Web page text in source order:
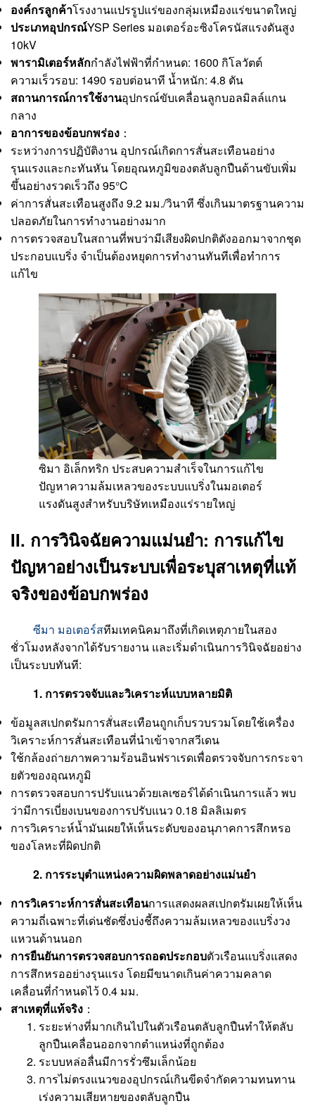
องค์กรลูกค้าโรงงานแปรรูปแร่ของกลุ่มเหมืองแร่ขนาดใหญ่
ประเภทอุปกรณ์YSP Series มอเตอร์อะซิงโครนัสแรงดันสูง
10kV
พารามิเตอร์หลักกำลังไฟฟ้าที่กำหนด: 1600 กิโลวัตต์
ความเร็วรอบ: 1490 รอบต่อนาที น้ำหนัก: 4.8 ตัน
สถานการณ์การใช้งานอุปกรณ์ขับเคลื่อนลูกบอลมิลล์แกน
กลาง
อาการของข้อบกพร่อง ：
ระหว่างการปฏิบัติงาน อุปกรณ์เกิดการสั่นสะเทือนอย่าง
รุนแรงและกะทันหัน โดยอุณหภูมิของตลับลูกปืนด้านขับเพิ่ม
ขึ้นอย่างรวดเร็วถึง 95°C
ค่าการสั่นสะเทือนสูงถึง 9.2 มม./วินาที ซึ่งเกินมาตรฐานความ
ปลอดภัยในการทำงานอย่างมาก
การตรวจสอบในสถานที่พบว่ามีเสียงผิดปกติดังออกมาจากชุด
ประกอบแบริ่ง จำเป็นต้องหยุดการทำงานทันทีเพื่อทำการ
แก้ไข
ซิมา อิเล็กทริก ประสบความสำเร็จในการแก้ไข
ปัญหาความล้มเหลวของระบบแบริ่งในมอเตอร์
แรงดันสูงสำหรับบริษัทเหมืองแร่รายใหญ่
II. การวินิจฉัยความแม่นยำ: การแก้ไข
ปัญหาอย่างเป็นระบบเพื่อระบุสาเหตุที่แท้
จริงของข้อบกพร่อง
ซีมา มอเตอร์สทีมเทคนิคมาถึงที่เกิดเหตุภายในสอง
ชั่วโมงหลังจากได้รับรายงาน และเริ่มดำเนินการวินิจฉัยอย่าง
เป็นระบบทันที:
1. การตรวจจับและวิเคราะห์แบบหลายมิติ
ข้อมูลสเปกตรัมการสั่นสะเทือนถูกเก็บรวบรวมโดยใช้เครื่อง
วิเคราะห์การสั่นสะเทือนที่นำเข้าจากสวีเดน
ใช้กล้องถ่ายภาพความร้อนอินฟราเรดเพื่อตรวจจับการกระจา
ยตัวของอุณหภูมิ
การตรวจสอบการปรับแนวด้วยเลเซอร์ได้ดำเนินการแล้ว พบ
ว่ามีการเบี่ยงเบนของการปรับแนว 0.18 มิลลิเมตร
การวิเคราะห์น้ำมันเผยให้เห็นระดับของอนุภาคการสึกหรอ
ของโลหะที่ผิดปกติ
2. การระบุตำแหน่งความผิดพลาดอย่างแม่นยำ
การวิเคราะห์การสั่นสะเทือนการแสดงผลสเปกตรัมเผยให้เห็น
ความถี่เฉพาะที่เด่นชัดซึ่งบ่งชี้ถึงความล้มเหลวของแบริ่งวง
แหวนด้านนอก
การยืนยันการตรวจสอบการถอดประกอบตัวเรือนแบริ่งแสดง
การสึกหรออย่างรุนแรง โดยมีขนาดเกินค่าความคลาด
เคลื่อนที่กำหนดไว้ 0.4 มม.
สาเหตุที่แท้จริง ：
ระยะห่างที่มากเกินไปในตัวเรือนตลับลูกปืนทำให้ตลับ
ลูกปืนเคลื่อนออกจากตำแหน่งที่ถูกต้อง
ระบบหล่อลื่นมีการรั่วซึมเล็กน้อย
การไม่ตรงแนวของอุปกรณ์เกินขีดจำกัดความทนทาน
เร่งความเสียหายของตลับลูกปืน